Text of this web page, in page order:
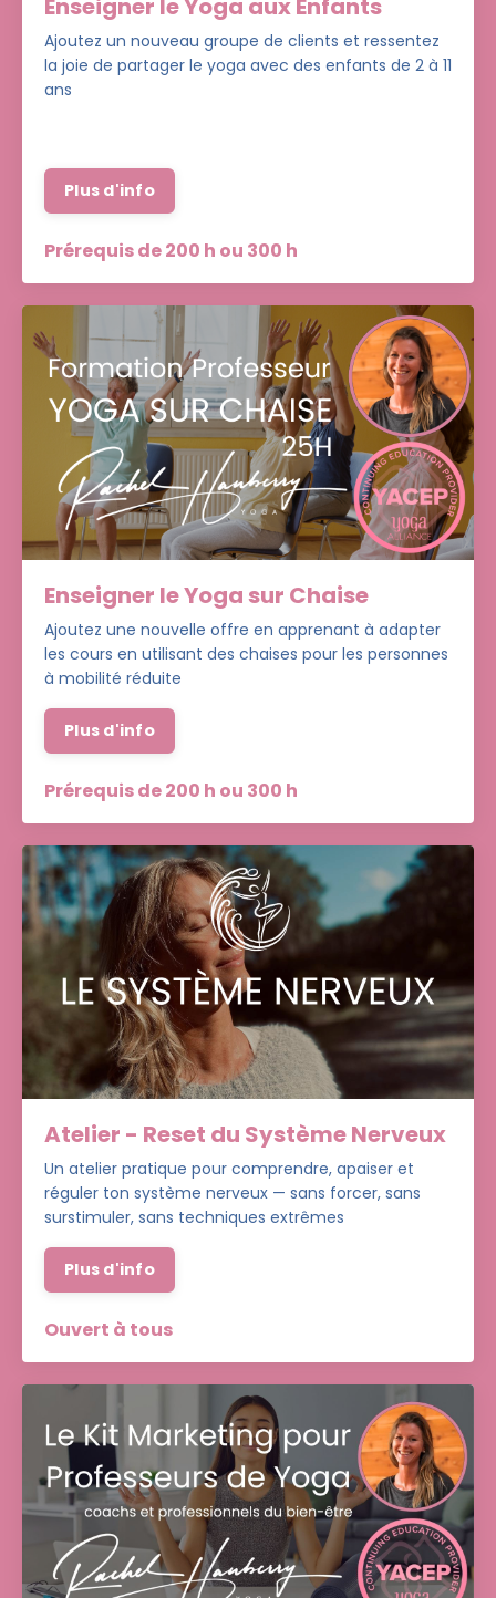
Enseigner le Yoga aux Enfants
Ajoutez un nouveau groupe de clients et ressentez
la joie de partager le yoga avec des enfants de 2 à 11
ans
Plus d'info
Prérequis de 200 h ou 300 h
Enseigner le Yoga sur Chaise
Ajoutez une nouvelle offre en apprenant à adapter
les cours en utilisant des chaises pour les personnes
à mobilité réduite
Plus d'info
Prérequis de 200 h ou 300 h
Atelier - Reset du Système Nerveux
Un atelier pratique pour comprendre, apaiser et
réguler ton système nerveux — sans forcer, sans
surstimuler, sans techniques extrêmes
Plus d'info
Ouvert à tous